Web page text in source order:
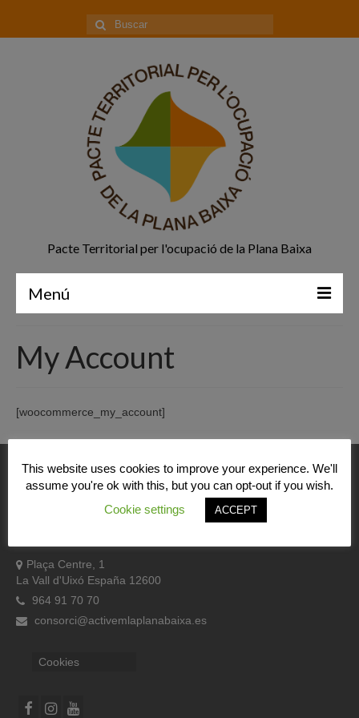
Buscar
por:
Pacte Territorial per l'ocupació de la Plana Baixa
Menú
Quiénes Somos
Proyectos finalizados
Comunicación
Sede Electrónica
Empleo Público
Buzón denuncias
Información empresas incendio
My Account
[woocommerce_my_account]
Consorci Gestor Pacte Territorial per l’ocupació de
Plaça Centre, 1
La Vall d'Uixó España 12600
964 91 70 70
consorci@activemlaplanabaixa.es
Cookies
This website uses cookies to improve your experience. We'll
assume you're ok with this, but you can opt-out if you wish.
Cookie settings
ACCEPT